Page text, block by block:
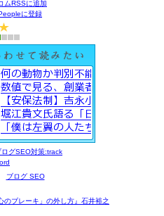
ムRSSに追加
に登録
ブログ SEO
のブレーキ」の外し方』石井裕之